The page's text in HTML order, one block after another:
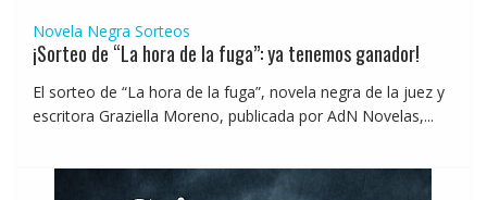
Novela Negra Sorteos
¡Sorteo de “La hora de la fuga”: ya tenemos ganador!
El sorteo de “La hora de la fuga”, novela negra de la juez y
escritora Graziella Moreno, publicada por AdN Novelas,...